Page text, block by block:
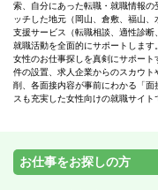
索、自分にあった転職・就職情報
ッチした地元（岡山、倉敷、福山
支援サービス（転職相談、適性診
就職活動を全面的にサポートします。
女性のお仕事探しを真剣にサポー
件の設置、求人企業からのスカウ
削、各面接内容が事前にわかる「
スも充実した女性向けの就職サイト
お仕事をお探しの方